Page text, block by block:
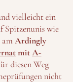
vielleicht ein
Spitzenunis wie
Ardingly
mitA-
diesen Weg
nicht